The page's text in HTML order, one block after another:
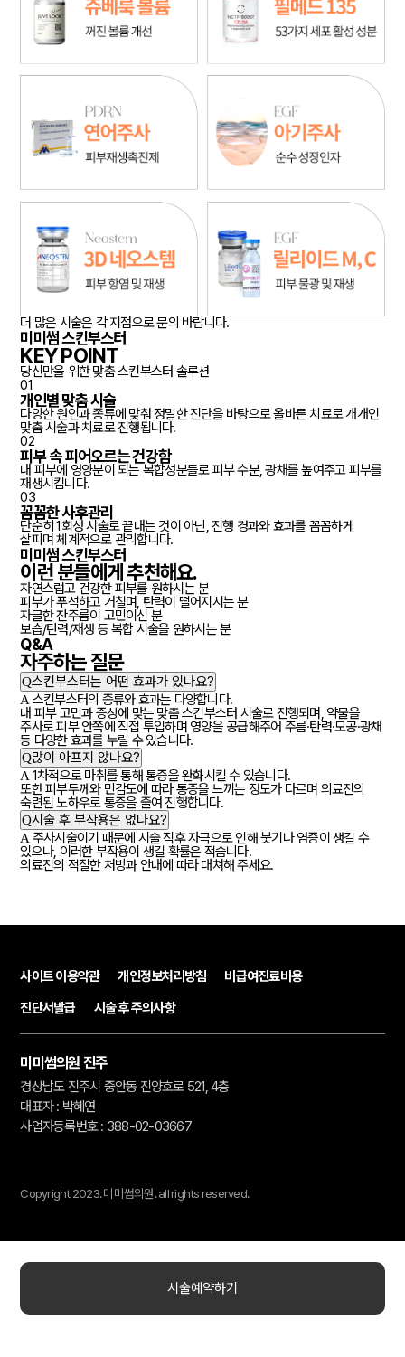
시술예약하기
더 많은 시술은 각 지점으로 문의 바랍니다.
미미썸 스킨부스터
KEY POINT
당신만을 위한 맞춤 스킨부스터 솔루션
01
개인별 맞춤 시술
다양한 원인과 종류에 맞춰 정밀한 진단을 바탕으로 올바른 치료로 개개인
맞춤 시술과 치료로 진행됩니다.
02
피부 속 피어오르는 건강함
내 피부에 영양분이 되는 복합성분들로 피부 수분, 광채를 높여주고 피부를
재생시킵니다.
03
꼼꼼한 사후관리
단순히 1회성 시술로 끝내는 것이 아닌, 진행 경과와 효과를 꼼꼼하게
살피며 체계적으로 관리합니다.
미미썸 스킨부스터
이런 분들에게추천해요.
자연스럽고 건강한 피부를 원하시는 분
피부가 푸석하고 거칠며, 탄력이 떨어지시는 분
자글한 잔주름이 고민이신 분
보습/탄력/재생 등 복합 시술을 원하시는 분
Q&A
자주하는질문
Q스킨부스터는 어떤 효과가 있나요?
A스킨부스터의 종류와 효과는 다양합니다.
내 피부 고민과 증상에 맞는 맞춤 스킨부스터 시술로 진행되며, 약물을
주사로 피부 안쪽에 직접 투입하며 영양을 공급해주어 주름·탄력·모공·광채
등 다양한 효과를 누릴 수 있습니다.
Q많이 아프지 않나요?
A1차적으로 마취를 통해 통증을 완화시킬 수 있습니다.
또한 피부두께와 민감도에 따라 통증을 느끼는 정도가 다르며 의료진의
숙련된 노하우로 통증을 줄여 진행합니다.
Q시술 후 부작용은 없나요?
A주사시술이기 때문에 시술 직후 자극으로 인해 붓기나 염증이 생길 수
있으나, 이러한 부작용이 생길 확률은 적습니다.
의료진의 적절한 처방과 안내에 따라 대쳐해 주세요.
사이트 이용약관 개인정보처리방침
비급여진료비용
진단서발급
시술 후 주의사항
미미썸의원 진주
경상남도 진주시 중안동 진양호로 521, 4층
대표자 : 박혜연
사업자등록번호 : 388-02-03667
Copyright 2023.미미썸의원.all rights reserved.